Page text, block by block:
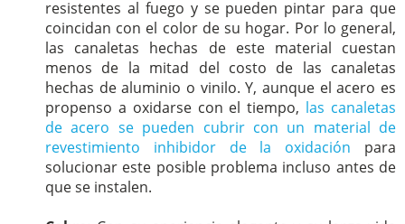
resistentes al fuego y se pueden pintar para que
coincidan con el color de su hogar. Por lo general,
las canaletas hechas de este material cuestan
menos de la mitad del costo de las canaletas
hechas de aluminio o vinilo. Y, aunque el acero es
propenso a oxidarse con el tiempo, las canaletas
de acero se pueden cubrir con un material de
revestimiento inhibidor de la oxidación para
solucionar este posible problema incluso antes de
que se instalen.